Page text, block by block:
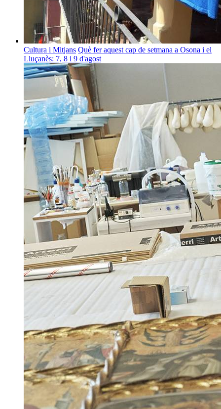
Cultura i Mitjans Què fer aquest cap de setmana a Osona i el
Lluçanès: 7, 8 i 9 d'agost